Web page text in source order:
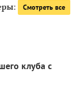
: Смотреть все
клуба с